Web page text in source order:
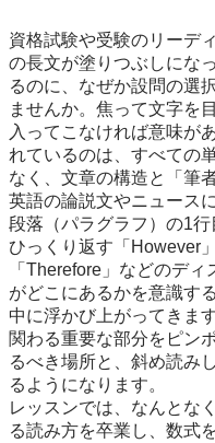
資格試験や受験のリーデ
の長文が塗りつぶしにな
るのに、なぜか設問の選
ませんか。焦って文字を
入ってこなければ意味が
れているのは、すべての
なく、文章の構造と「筆
英語の論説文やニュース
段落（パラグラフ）の1
ひっくり返す「However
「Therefore」などのデ
がどこにあるかを意識す
中に浮かび上がってきま
関わる重要な部分をピン
るべき場所と、斜め読み
るようになります。
レッスンでは、なんとな
る読み方を卒業し、数式